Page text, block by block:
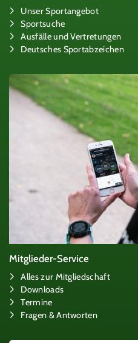
Unser Sportangebot
Sportsuche
Ausfälle und Vertretungen
Deutsches Sportabzeichen
Mitglieder-Service
Alles zur Mitgliedschaft
Downloads
Termine
Fragen & Antworten